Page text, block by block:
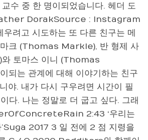
수 중 한 명이되었습니다. 헤더 도
DorakSource : Instagram
우려고 시도하는 또 다른 친구는 메
마크 (Thomas Markle), 반 형제 사
토마스 이니 (Thomas
되는 관계에 대해 이야기하는 친구
야. 내가 다시 구우려면 시간이 필
다. 나는 정말로 더 굽고 싶다. 그래
2:43 ‘우리는
2017 3 일 전에 2 점 지령을